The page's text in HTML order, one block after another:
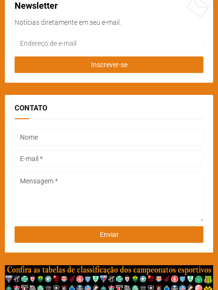
Newsletter
Notícias diretamente em seu e-mail.
CONTATO